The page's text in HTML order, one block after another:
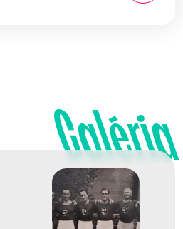
Galéria